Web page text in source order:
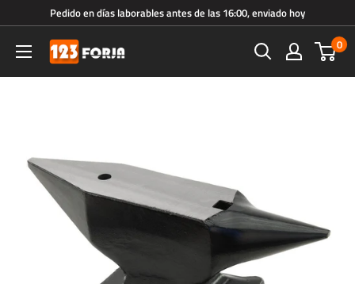
directamente
contenido
Pedido en días laborables antes de las 16:00, enviado hoy
123forja.es 0